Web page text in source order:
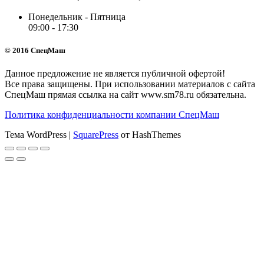
Понедельник - Пятница
09:00 - 17:30
© 2016 СпецМаш
Данное предложение не является публичной офертой!
Все права защищены. При использовании материалов с сайта
СпецМаш прямая ссылка на сайт www.sm78.ru обязательна.
Политика конфиденциальности компании СпецМаш
Тема WordPress | SquarePress от HashThemes